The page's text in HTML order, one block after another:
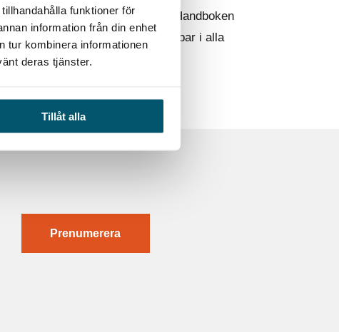
funktioner för
information från din enhet
tur kombinera informationen
deras tjänster.
Tillåt alla
för aktörer inom dricksvatten. Handboken
och civilt försvar. Den är användbar i alla
Prenumerera